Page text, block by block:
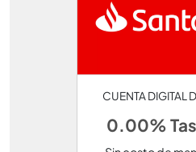
CUENTA DIGITAL
0.00%